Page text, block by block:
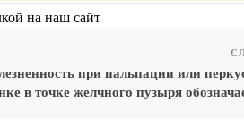
на наш сайт
при пальпации или
в точке желчного пузыря